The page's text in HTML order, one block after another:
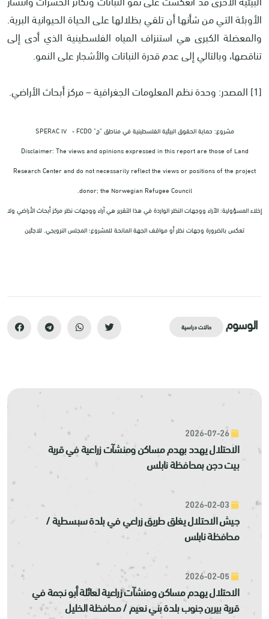
الأوبئة التي من شأنها أن تلقي بظلالها على الحياة الحيوانية البرية.
والمعضلة الكبرى هي استنزاف المياه الفلسطينية الذي أدى إلى
تناقصها، وبالتالي إلى عدم قدرة النباتات والأشجار على النمو.
[1] المصدر: وحدة نظم المعلومات الجغرافية – مركز أبحاث الأراضي.
مشروع: حماية الحقوق البيئية الفلسطينية في مناطق "ج" SPERAC IV - FCDO
Disclaimer: The views and opinions expressed in this report are those of Land
Research Center and do not necessarily reflect the views or positions of the project
donor; the Norwegian Refugee Council.
إخلاء المسؤولية: الآراء ووجهات النظر الواردة في هذا التقرير هي آراء ووجهات نظر مركز أبحاث الأراضي ولا
تعكس بالضرورة وجهات نظر أو مواقف الجهة المانحة للمشروع؛ المجلس النرويجي. للاجئين
الوسوم حالات دراسية
الاحتلال يهدد بهدم مساكن ومنشآت زراعية في قرية
بيت دجن بمحافظة نابلس
جيش الاحتلال يغلق طريق زراعي في بلدة سبسطية /
محافظة نابلس
الاحتلال يهدم مساكن ومنشآت زراعية لعائلة أبو نجمة في
قرية بيرين جنوب بلدة بني نعيم / محافظة الخليل